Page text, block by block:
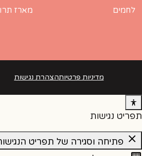
לחמים
מארז
מדיניות פרטיותהצהרת נגישות
תפריט נגישות
close פתיחה וסגירה של תפריט